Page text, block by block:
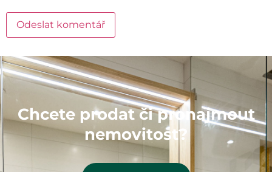
Chcete prodat či pronajmout
nemovitost?